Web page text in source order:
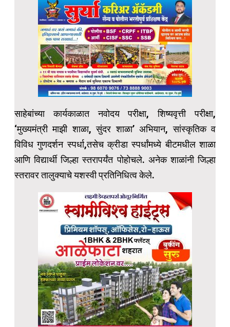
साहेबांच्या कार्यकाळात नवोदय परीक्षा, शिष्यवृत्ती परीक्षा,
‘मुख्यमंत्री माझी शाळा, सुंदर शाळा’ अभियान, सांस्कृतिक व
विविध गुणदर्शन स्पर्धा,तसेच क्रीडा स्पर्धांमध्ये बीटमधील शाळा
आणि विद्यार्थी जिल्हा स्तरापर्यंत पोहोचले. अनेक शाळांनी जिल्हा
स्तरावर तालुक्याचे यशस्वी प्रतिनिधित्व केले.